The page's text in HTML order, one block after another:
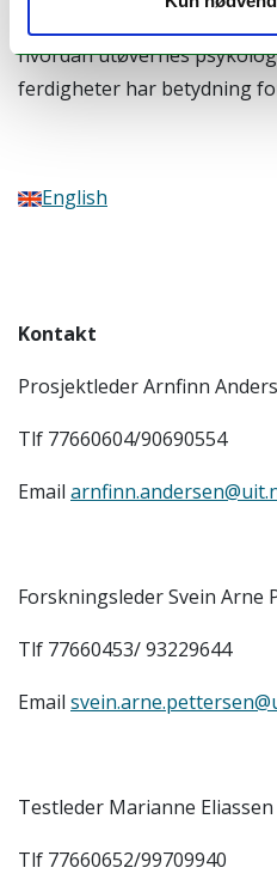
hvordan utøvernes
ferdigheter har betydning
English
Kontakt
Prosjektleder Arnfinn
Tlf 77660604/90690554
Email
Forskningsleder Svein Arne
Tlf 77660453/ 93229644
Email
Testleder Marianne Eliassen
Tlf 77660652/99709940